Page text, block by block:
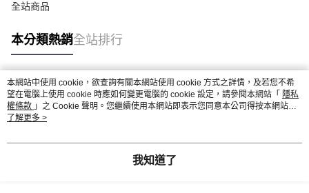
全站商品
本分類熱銷全站排行
熱門標籤
本網站中使用 cookie，欲查詢有關本網站使用 cookie 方式之詳情，及若您不希
望在電腦上使用 cookie 時應如何變更電腦的 cookie 設定，請參閱本網站「 隱私
權條款 」之 Cookie 聲明。您繼續使用本網站即表示您同意本公司得按本網站使
用條款之 Cookie 聲明使用 cookie。
了解更多 >
我知道了